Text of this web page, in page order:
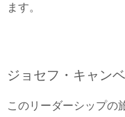
ます。
ジョセフ・キャン
このリーダーシップの